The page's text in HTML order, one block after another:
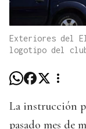
Exteriores del
logotipo del
La instrucción
pasado mes de